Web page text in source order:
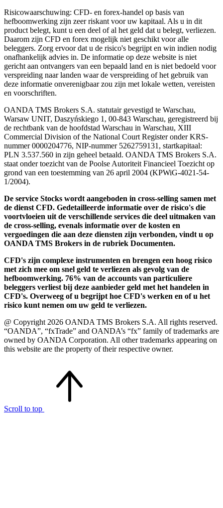
Risicowaarschuwing: CFD- en forex-handel op basis van
hefboomwerking zijn zeer riskant voor uw kapitaal. Als u in dit
product belegt, kunt u een deel of al het geld dat u belegt, verliezen.
Daarom zijn CFD en forex mogelijk niet geschikt voor alle
beleggers. Zorg ervoor dat u de risico's begrijpt en win indien nodig
onafhankelijk advies in. De informatie op deze website is niet
gericht aan ontvangers van een bepaald land en is niet bedoeld voor
verspreiding naar landen waar de verspreiding of het gebruik van
deze informatie onverenigbaar zou zijn met lokale wetten, vereisten
en voorschriften.
OANDA TMS Brokers S.A. statutair gevestigd te Warschau,
Warsaw UNIT, Daszyńskiego 1, 00-843 Warschau, geregistreerd bij
de rechtbank van de hoofdstad Warschau in Warschau, XIII
Commercial Division of the National Court Register onder KRS-
nummer 0000204776, NIP-nummer 5262759131, startkapitaal:
PLN 3.537.560 in zijn geheel betaald. OANDA TMS Brokers S.A.
staat onder toezicht van de Poolse Autoriteit Financieel Toezicht op
grond van een toestemming van 26 april 2004 (KPWiG-4021-54-
1/2004).
De service Stocks wordt aangeboden in cross-selling samen met
de dienst CFD. Gedetailleerde informatie over de risico's die
voortvloeien uit de verschillende services die deel uitmaken van
de cross-selling, evenals informatie over de kosten en
vergoedingen die aan deze diensten zijn verbonden, vindt u op
OANDA TMS Brokers in de rubriek Documenten.
CFD's zijn complexe instrumenten en brengen een hoog risico
met zich mee om snel geld te verliezen als gevolg van de
hefboomwerking. 76% van de accounts van particuliere
beleggers verliest bij deze aanbieder geld met het handelen in
CFD's. Overweeg of u begrijpt hoe CFD's werken en of u het
risico kunt nemen om uw geld te verliezen.
@ Copyright 2026 OANDA TMS Brokers S.A. All rights reserved.
“OANDA”, “fxTrade” and OANDA’s “fx” family of trademarks are
owned by OANDA Corporation. All other trademarks appearing on
this website are the property of their respective owner.
Scroll to top